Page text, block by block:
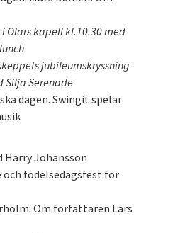
Olars kapell kl.10.30 med
jubileumskryssning
Silja Serenade
dagen. Swingit spelar
Johansson
födelsedagsfest för
Om författaren Lars